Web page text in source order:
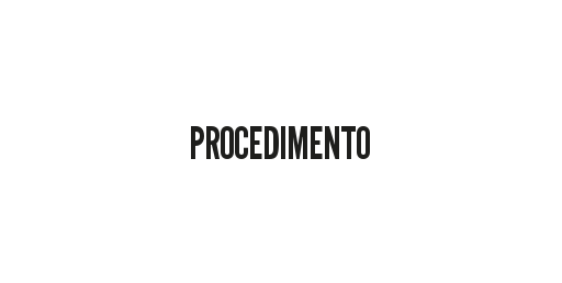
PROCEDIMENTO